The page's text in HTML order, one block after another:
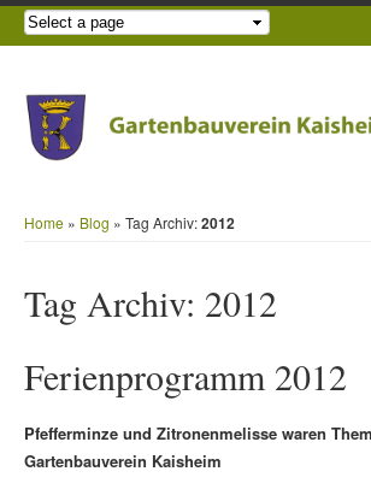
Home» Blog » Tag Archiv:2012
Tag Archiv: 2012
Ferienprogramm 2012
Pfefferminze und Zitronenmelisse waren
Gartenbauverein Kaisheim